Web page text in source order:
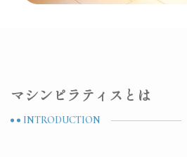
マシンピラティスとは
INTRODUCTION